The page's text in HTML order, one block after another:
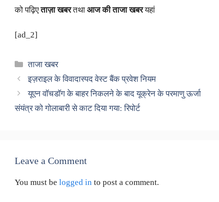
को पढ़िएताज़ा खबरतथा आज की ताजा खबरयहां
[ad_2]
Categories
ताजा खबर
इज़राइल के विवादास्पद वेस्ट बैंक प्रवेश नियम
यूएन वॉचडॉग के बाहर निकलने के बाद यूक्रेन के परमाणु ऊर्जा
संयंत्र को गोलाबारी से काट दिया गया: रिपोर्ट
Leave a Comment
You must be logged in to post a comment.